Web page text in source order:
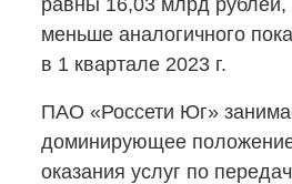
равны 16,03 млрд рублей,
меньше аналогичного
в 1 квартале 2023 г.
ПАО «Россети Юг»
доминирующее
оказания услуг по